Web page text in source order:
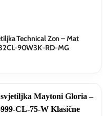
Technical Zon – Mat
90W3K-RD-MG